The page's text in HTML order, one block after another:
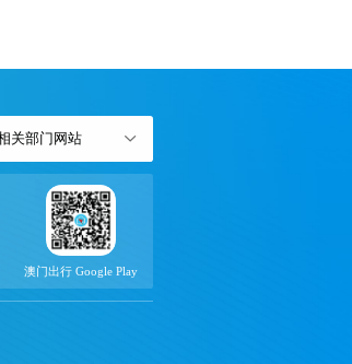
关部门网站
澳门出行 Google Play